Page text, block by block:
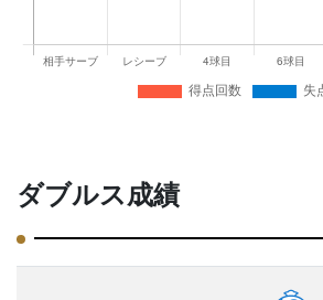
ダブルス成績